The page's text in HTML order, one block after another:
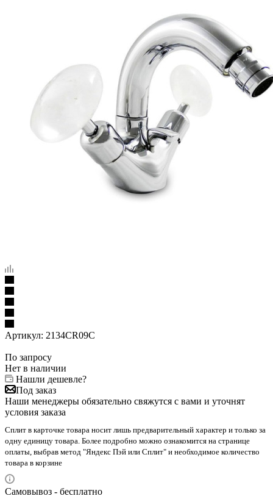
Артикул: 2134CR09C
По запросу
Нет в наличии
Нашли дешевле?
Под заказ
Наши менеджеры обязательно свяжутся с вами и уточнят
условия заказа
Сплит в карточке товара носит лишь предварительный характер и только за
одну единицу товара. Более подробно можно ознакомится на странице
оплаты, выбрав метод "Яндекс Пэй или Сплит" и необходимое количество
товара в корзине
Самовывоз - бесплатно